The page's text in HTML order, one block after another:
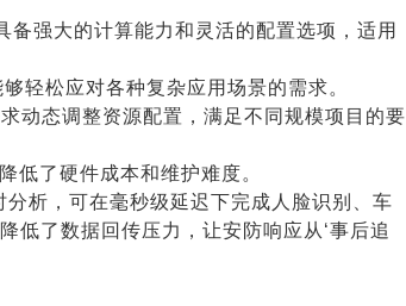
强大的计算能力和灵活的配置选项，适用
轻松应对各种复杂应用场景的需求。
动态调整资源配置，满足不同规模项目的要
低了硬件成本和维护难度。
析，可在毫秒级延迟下完成人脸识别、车
低了数据回传压力，让安防响应从‘事后追